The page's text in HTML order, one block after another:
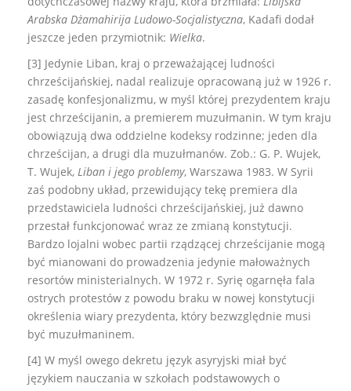
Arabska Dżamahirija Ludowo-Socjalistyczna, Kadafi dodał
jeszcze jeden przymiotnik: Wielka.
[3] Jedynie Liban, kraj o przeważającej ludności
chrześcijańskiej, nadal realizuje opracowaną już w 1926 r.
zasadę konfesjonalizmu, w myśl której prezydentem kraju
jest chrześcijanin, a premierem muzułmanin. W tym kraju
obowiązują dwa oddzielne kodeksy rodzinne; jeden dla
chrześcijan, a drugi dla muzułmanów. Zob.: G. P. Wujek,
T. Wujek, Liban i jego problemy, Warszawa 1983. W Syrii
zaś podobny układ, przewidujący tekę premiera dla
przedstawiciela ludności chrześcijańskiej, już dawno
przestał funkcjonować wraz ze zmianą konstytucji.
Bardzo lojalni wobec partii rządzącej chrześcijanie mogą
być mianowani do prowadzenia jedynie małoważnych
resortów ministerialnych. W 1972 r. Syrię ogarnęła fala
ostrych protestów z powodu braku w nowej konstytucji
określenia wiary prezydenta, który bezwzględnie musi
być muzułmaninem.
[4] W myśl owego dekretu język asyryjski miał być
językiem nauczania w szkołach podstawowych o